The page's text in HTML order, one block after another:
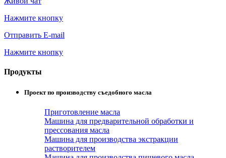
Нажмите кнопку
Отправить E-mail
Нажмите кнопку
Продукты
Проект по производству съедобного масла
Приготовление масла
Машина для предварительной обработки и
прессования масла
Машина для производства экстракции
растворителем